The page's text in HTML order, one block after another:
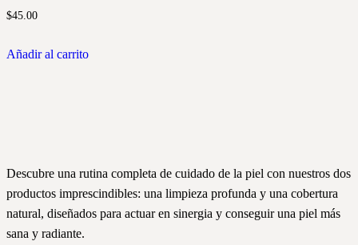
$45.00
Añadir al carrito
Descubre una rutina completa de cuidado de la piel con nuestros dos
productos imprescindibles: una limpieza profunda y una cobertura
natural, diseñados para actuar en sinergia y conseguir una piel más
sana y radiante.